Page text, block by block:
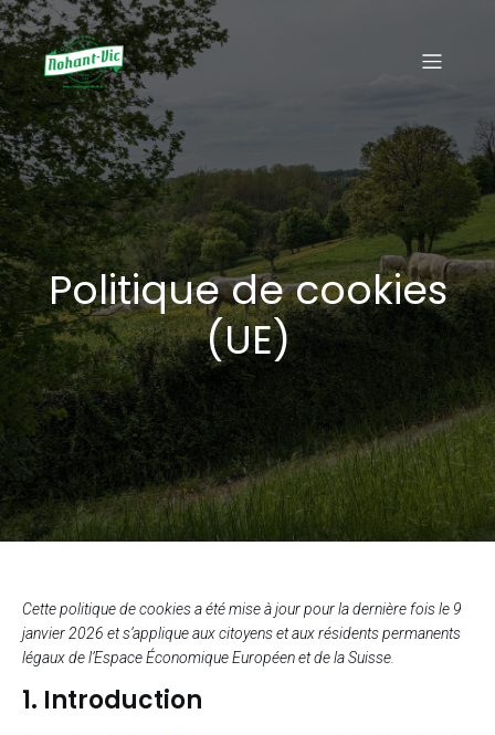
Politique de cookies
(UE)
Cette politique de cookies a été mise à jour pour la dernière fois le 9
janvier 2026 et s’applique aux citoyens et aux résidents permanents
légaux de l’Espace Économique Européen et de la Suisse.
1. Introduction